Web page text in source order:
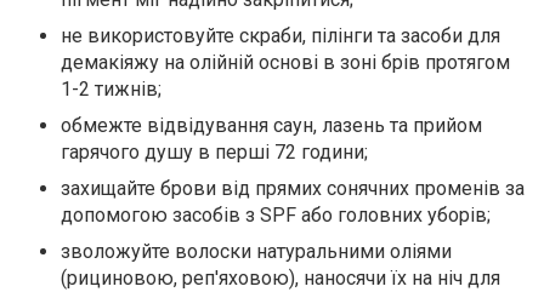
не використовуйте скраби, пілінги та засоби для
демакіяжу на олійній основі в зоні брів протягом
1-2 тижнів;
обмежте відвідування саун, лазень та прийом
гарячого душу в перші 72 години;
захищайте брови від прямих сонячних променів за
допомогою засобів з SPF або головних уборів;
зволожуйте волоски натуральними оліями
(рициновою, реп'яховою), наносячи їх на ніч для